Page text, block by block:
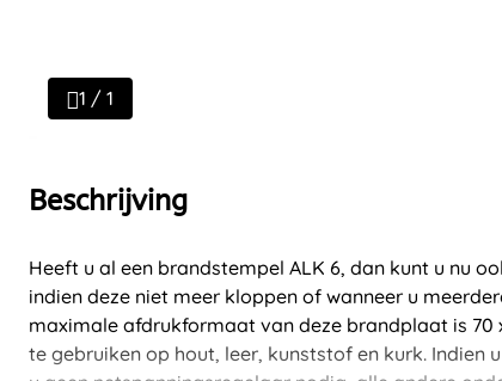
1 / 1
Beschrijving
Heeft u al een brandstempel ALK 6, dan kunt u nu
indien deze niet meer kloppen of wanneer u
maximale afdrukformaat van deze brandplaat is 70
te gebruiken op hout, leer, kunststof en kurk. Indien